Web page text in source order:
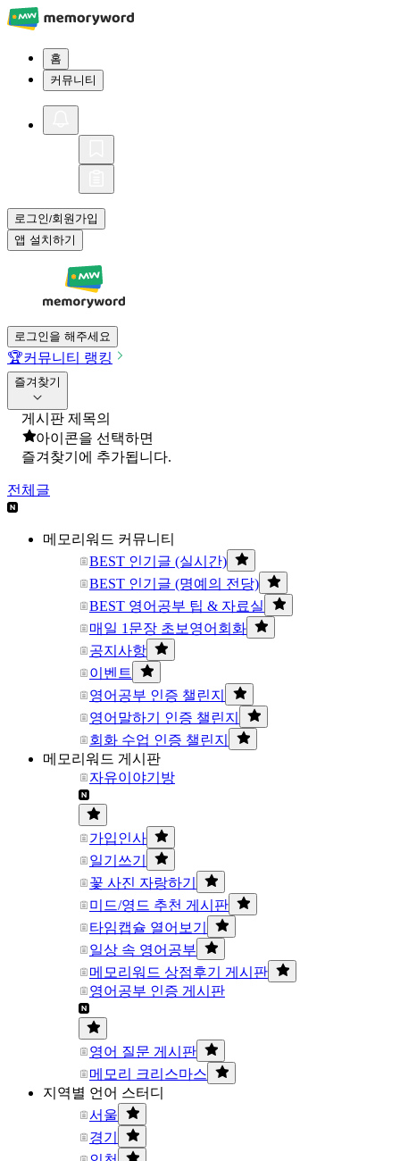
홈
커뮤니티
로그인/회원가입
앱 설치하기
로그인을 해주세요
🏆커뮤니티 랭킹
즐겨찾기
게시판 제목의
아이콘을 선택하면
즐겨찾기에 추가됩니다.
전체글
메모리워드 커뮤니티
BEST 인기글 (실시간)
BEST 인기글 (명예의 전당)
BEST 영어공부 팁 & 자료실
매일 1문장 초보영어회화
공지사항
이벤트
영어공부 인증 챌린지
영어말하기 인증 챌린지
회화 수업 인증 챌린지
메모리워드 게시판
자유이야기방
가입인사
일기쓰기
꽃 사진 자랑하기
미드/영드 추천 게시판
타임캡슐 열어보기
일상 속 영어공부
메모리워드 상점후기 게시판
영어공부 인증 게시판
영어 질문 게시판
메모리 크리스마스
지역별 언어 스터디
서울
경기